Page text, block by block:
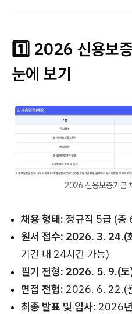
1️⃣ 2026 신용보
눈에 보기
2026 신용보증기금
채용 형태: 정규직 5급 (총
원서 접수: 2026. 3. 24.(
기간 내 24시간 가능)
필기 전형: 2026. 5. 9.(
면접 전형: 2026. 6. 22.(
최종 발표 및 입사: 2026